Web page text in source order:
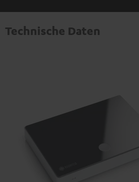
Technische Daten